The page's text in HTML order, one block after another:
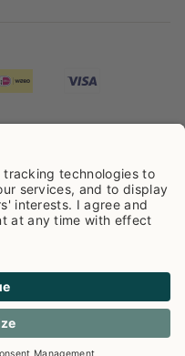
Verzendkosten